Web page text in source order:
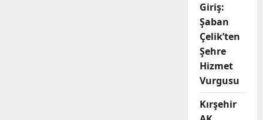
Giriş:
Şaban
Çelik’ten
Şehre
Hizmet
Vurgusu
Kırşehir